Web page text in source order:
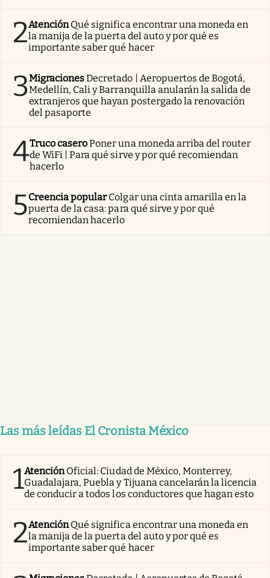
2AtenciónQué significa encontrar una moneda en
la manija de la puerta del auto y por qué es
importante saber qué hacer
3MigracionesDecretado | Aeropuertos de Bogotá,
Medellín, Cali y Barranquilla anularán la salida de
extranjeros que hayan postergado la renovación
del pasaporte
4Truco caseroPoner una moneda arriba del router
de WiFi | Para qué sirve y por qué recomiendan
hacerlo
5Creencia popularColgar una cinta amarilla en la
puerta de la casa: para qué sirve y por qué
recomiendan hacerlo
Las más leídas El Cronista México
1AtenciónOficial: Ciudad de México, Monterrey,
Guadalajara, Puebla y Tijuana cancelarán la licencia
de conducir a todos los conductores que hagan esto
2AtenciónQué significa encontrar una moneda en
la manija de la puerta del auto y por qué es
importante saber qué hacer